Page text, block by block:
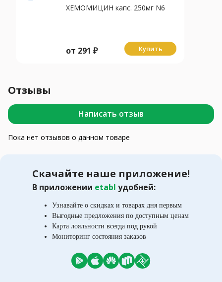
ХЕМОМИЦИН капс. 250мг N6
от 291 ₽ Купить
Отзывы
Написать отзыв
Пока нет отзывов о данном товаре
Скачайте наше приложение!
В приложении etabl удобней:
Узнавайте о скидках и товарах дня первым
Выгодные предложения по доступным ценам
Карта лояльности всегда под рукой
Мониторинг состояния заказов